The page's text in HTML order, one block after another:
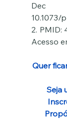
Dec
10.1073/
2. PMID:
Acesso
Quer
Seja